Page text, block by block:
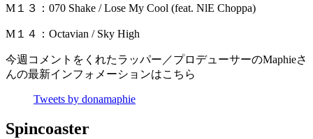
M１３：070 Shake / Lose My Cool (feat. NlE Choppa)
M１４：Octavian / Sky High
今週コメントをくれたラッパー／プロデューサーのMaphieさ
んの最新インフォメーションはこちら
Tweets by donamaphie
Spincoaster